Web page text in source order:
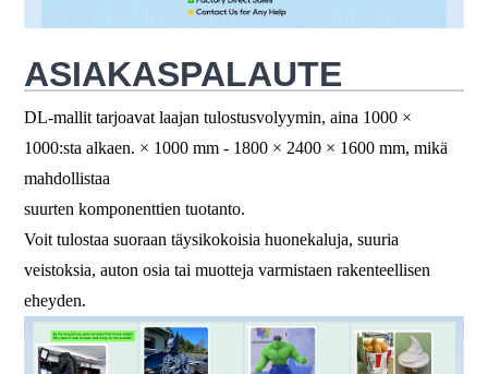
ASIAKASPALAUTE
DL-mallit tarjoavat laajan tulostusvolyymin, aina 1000 ×
1000:sta alkaen. × 1000 mm - 1800 ×2400 × 1600 mm, mikä
mahdollistaa
suurten komponenttien tuotanto.
Voit tulostaa suoraan täysikokoisia huonekaluja, suuria
veistoksia, auton osia tai muotteja varmistaen rakenteellisen
eheyden.